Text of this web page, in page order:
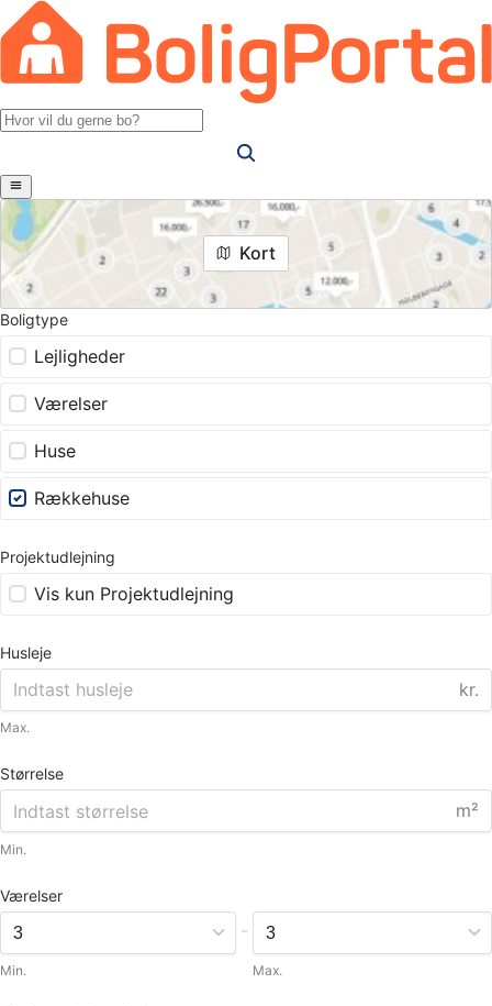
Kort
Boligtype
Lejligheder
Værelser
Huse
Rækkehuse
Projektudlejning
Vis kun Projektudlejning
Husleje
kr.
Max.
Størrelse
m²
Min.
Værelser
Min.
-
Max.